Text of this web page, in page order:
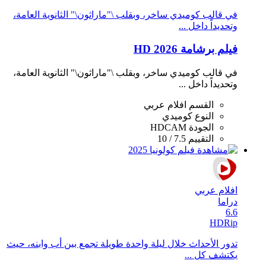
في قالب كوميدي ساخر، وبقلب \"ماراثون\" الثانوية العامة،
وتحديداً داخل ...
فيلم برشامة 2026 HD
في قالب كوميدي ساخر، وبقلب \"ماراثون\" الثانوية العامة،
وتحديداً داخل ...
القسم
افلام عربي
النوع كوميدي
الجودة HDCAM
التقييم 7.5 / 10
افلام عربي
دراما
6.6
HDRip
تدور الأحداث خلال ليلة واحدة طويلة تجمع بين أب وابنه، حيث
يكتشف كل ...